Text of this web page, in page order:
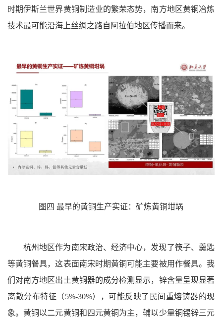
时期伊斯兰世界黄铜制造业的繁荣态势，南方地区黄铜冶炼
技术最可能沿海上丝绸之路自阿拉伯地区传播而来。
图四 最早的黄铜生产实证：矿炼黄铜坩埚
杭州地区作为南宋政治、经济中心，发现了筷子、羹匙
等黄铜餐具，这表面南宋时期黄铜可能主要被用作餐具。我
们对南方地区出土黄铜器的成分检测显示，锌含量呈现显著
离散分布特征（5%-30%），可能反映了民间重熔铸器的现
象。黄铜以二元黄铜和四元黄铜为主，辅以少量铜锡锌三元